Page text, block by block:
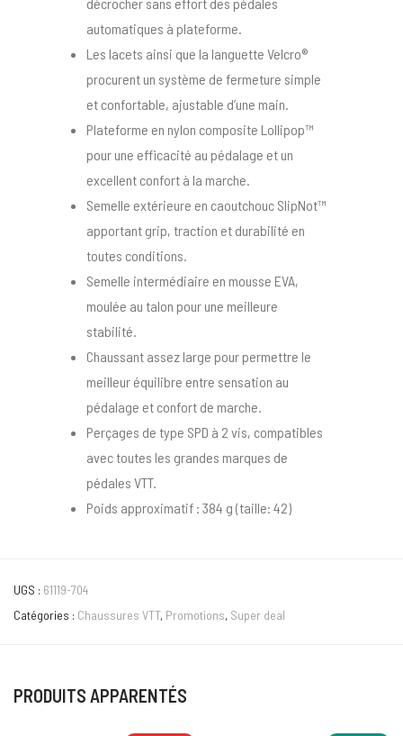
décrocher sans effort des pédales
automatiques à plateforme.
Les lacets ainsi que la languette Velcro®
procurent un système de fermeture simple
et confortable, ajustable d’une main.
Plateforme en nylon composite Lollipop™
pour une efficacité au pédalage et un
excellent confort à la marche.
Semelle extérieure en caoutchouc SlipNot™
apportant grip, traction et durabilité en
toutes conditions.
Semelle intermédiaire en mousse EVA,
moulée au talon pour une meilleure
stabilité.
Chaussant assez large pour permettre le
meilleur équilibre entre sensation au
pédalage et confort de marche.
Perçages de type SPD à 2 vis, compatibles
avec toutes les grandes marques de
pédales VTT.
Poids approximatif : 384 g (taille: 42)
UGS : 61119-704
Catégories : Chaussures VTT, Promotions, Super deal
PRODUITS APPARENTÉS